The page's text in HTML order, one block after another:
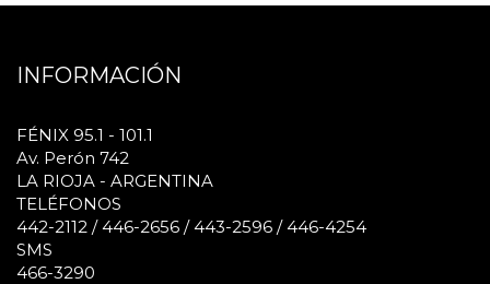
INFORMACIÓN
FÉNIX 95.1 - 101.1
Av. Perón 742
LA RIOJA - ARGENTINA
TELÉFONOS
442-2112 / 446-2656 / 443-2596 / 446-4254
SMS
466-3290